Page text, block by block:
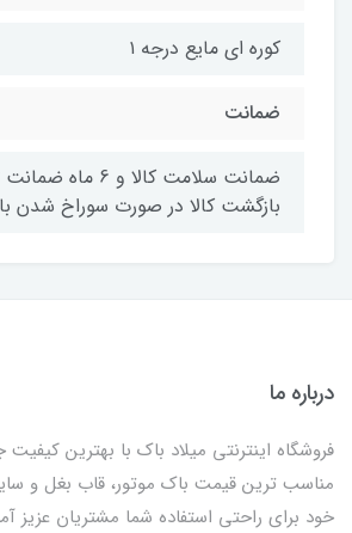
کوره ای مایع درجه ۱
ضمانت
ضمانت سلامت کالا و 6
بازگشت کالا در صورت سوراخ شدن
درباره ما
فروشگاه اینترنتی میلاد باک با بهترین
مناسب ترین قیمت باک موتور، قاب بغل و
خود برای راحتی استفاده شما مشتریان عزیز